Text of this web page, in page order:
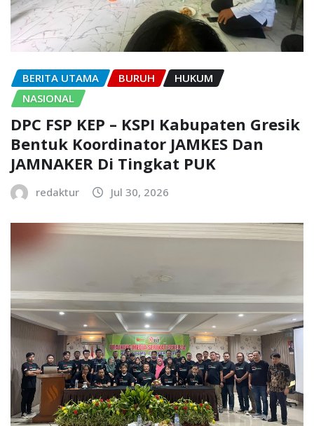
BERITA UTAMA BURUH
HUKUM
NASIONAL
DPC FSP KEP – KSPI Kabupaten Gresik
Bentuk Koordinator JAMKES Dan
JAMNAKER Di Tingkat PUK
redaktur Jul 30, 2026